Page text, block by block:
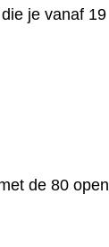
je vanaf 19
de 80 open